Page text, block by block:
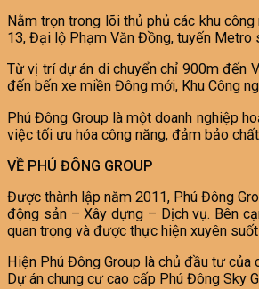
Nằm trọn trong lõi thủ phủ các khu
13, Đại lộ Phạm Văn Đồng, tuyến Metro
Từ vị trí dự án di chuyển chỉ 900m đến
đến bến xe miền Đông mới, Khu Công
Phú Đông Group là một doanh nghiệp
việc tối ưu hóa công năng, đảm bảo
VỀ PHÚ ĐÔNG GROUP
Được thành lập năm 2011, Phú Đông
động sản – Xây dựng – Dịch vụ. Bên
quan trọng và được thực hiện xuyên
Hiện Phú Đông Group là chủ đầu tư của
Dự án chung cư cao cấp Phú Đông Sky